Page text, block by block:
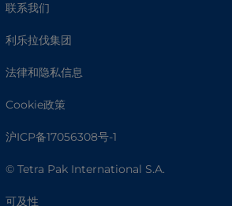
联系我们
利乐拉伐集团
法律和隐私信息
Cookie政策
沪ICP备17056308号-1
© Tetra Pak International S.A.
可及性